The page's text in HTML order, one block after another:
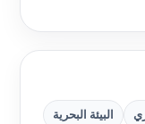
البيئة البحرية